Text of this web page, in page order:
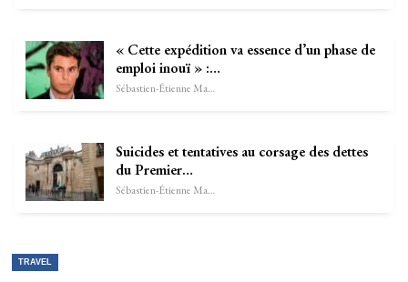
« Cette expédition va essence d’un phase de
emploi inouï » :…
Sébastien-Étienne Marechal
Suicides et tentatives au corsage des dettes
du Premier…
Sébastien-Étienne Marechal
TRAVEL